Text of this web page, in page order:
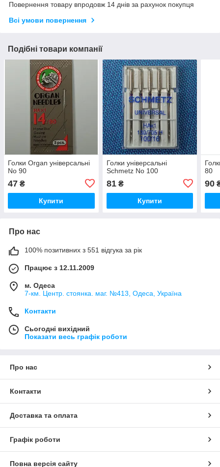
Повернення товару впродовж 14 днів за рахунок покупця
Всі умови повернення
Подібні товари компанії
Голки Organ універсальні
No 90
47 ₴
Купити
Голки універсальні
Schmetz No 100
81₴
Купити
80
90
Про нас
100% позитивних з 551 відгука за рік
Працює з 12.11.2009
м. Одеса
7-км. Центр. стоянка. маг. №413, Одеса, Україна
Контакти
Сьогодні вихідний
Показати весь графік роботи
Про нас
Контакти
Доставка та оплата
Графік роботи
Повна версія сайту